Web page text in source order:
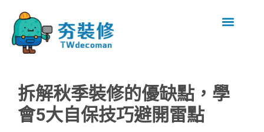
拆解秋季裝修的優缺點，學
會5大自保技巧避開雷點